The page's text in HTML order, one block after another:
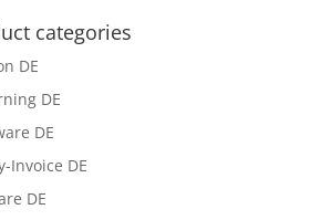
categories
DE
DE
DE
Invoice DE
DE